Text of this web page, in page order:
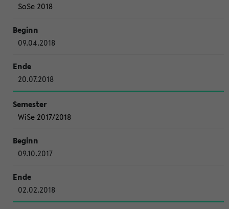
SoSe 2018
09.04.2018
20.07.2018
WiSe 2017/2018
09.10.2017
02.02.2018